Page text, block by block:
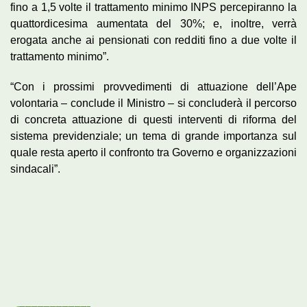
fino a 1,5 volte il trattamento minimo INPS percepiranno la
quattordicesima aumentata del 30%; e, inoltre, verrà
erogata anche ai pensionati con redditi fino a due volte il
trattamento minimo”.
“Con i prossimi provvedimenti di attuazione dell’Ape
volontaria – conclude il Ministro – si concluderà il percorso
di concreta attuazione di questi interventi di riforma del
sistema previdenziale; un tema di grande importanza sul
quale resta aperto il confronto tra Governo e organizzazioni
sindacali”.